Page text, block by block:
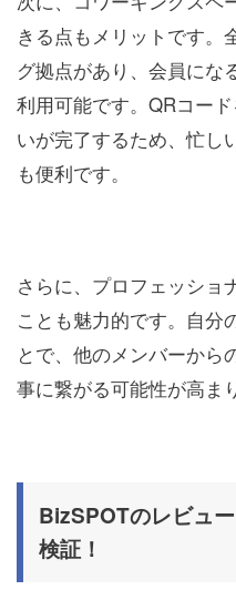
きる点もメリットです。
グ拠点があり、会員にな
利用可能です。QRコー
いが完了するため、忙し
も便利です。
さらに、プロフェッショ
ことも魅力的です。自分
とで、他のメンバーから
事に繋がる可能性が高ま
BizSPOTのレビュ
検証！